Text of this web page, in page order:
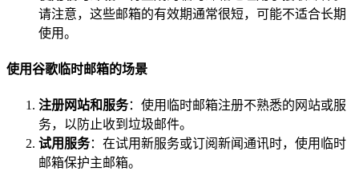
请注意，这些邮箱的有效期通常很短，可能不适合长期
使用。
使用谷歌临时邮箱的场景
注册网站和服务：使用临时邮箱注册不熟悉的网站或服
务，以防止收到垃圾邮件。
试用服务：在试用新服务或订阅新闻通讯时，使用临时
邮箱保护主邮箱。